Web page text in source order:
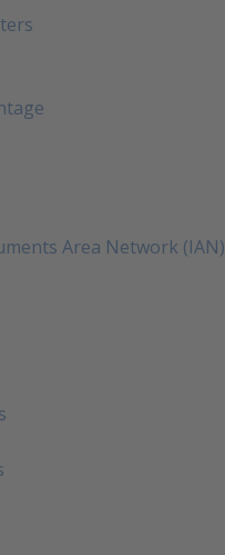
Area Network (IAN)